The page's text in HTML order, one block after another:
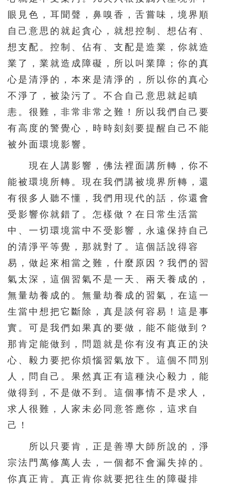
眼見色，耳聞聲，鼻嗅香，舌嘗味，境界順
自己意思的就起貪心，就想控制、想佔有、
想支配。控制、佔有、支配是造業，你就造
業了，業就造成障礙，所以叫業障；你的真
心是清淨的，本來是清淨的，所以你的真心
不淨了，被染污了。不合自己意思就起瞋
恚。很難，非常非常之難！所以我們自己要
有高度的警覺心，時時刻刻要提醒自己不能
被外面環境影響。
現在人講影響，佛法裡面講所轉，你不
能被環境所轉。現在我們講被境界所轉，還
有很多人聽不懂，我們用現代的話，你還會
受影響你就錯了。怎樣做？在日常生活當
中、一切環境當中不受影響，永遠保持自己
的清淨平等覺，那就對了。這個話說得容
易，做起來相當之難，什麼原因？我們的習
氣太深，這個習氣不是一天、兩天養成的，
無量劫養成的。無量劫養成的習氣，在這一
生當中想把它斷除，真是談何容易！這是事
實。可是我們如果真的要做，能不能做到？
那肯定能做到，問題就是你有沒有真正的決
心、毅力要把你煩惱習氣放下。這個不問別
人，問自己。果然真正有這種決心毅力，能
做得到，不是做不到。這個事情不是求人，
求人很難，人家未必同意答應你，這求自
己！
所以只要肯，正是善導大師所說的，淨
宗法門萬修萬人去，一個都不會漏失掉的。
你真正肯。真正肯你就要把往生的障礙排